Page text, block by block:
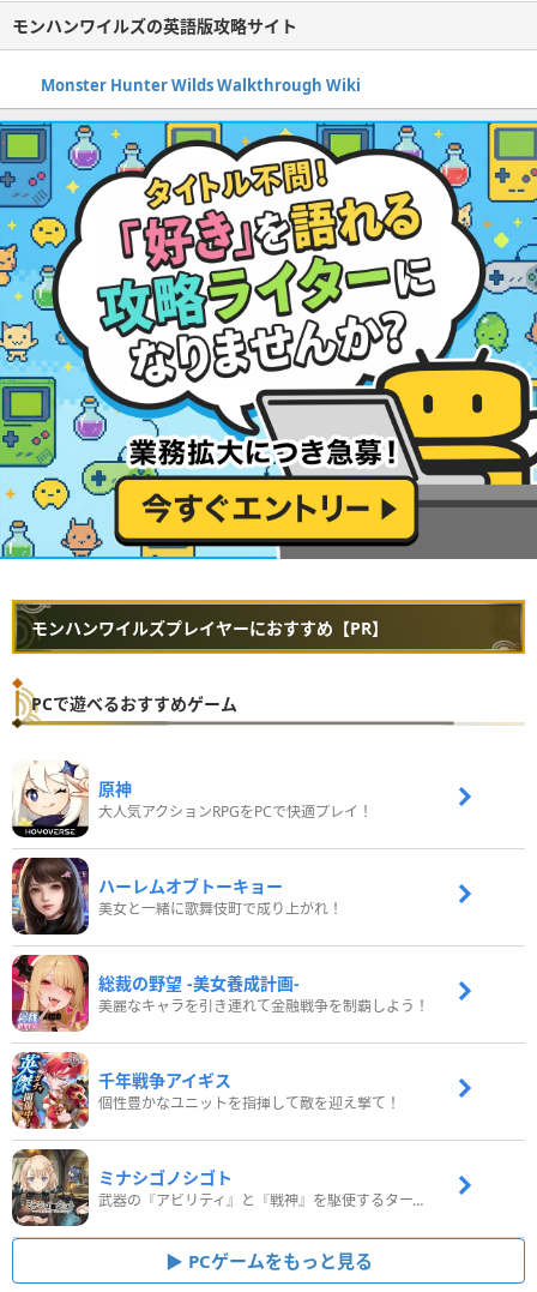
モンハンワイルズの英語版攻略サイト
Monster Hunter Wilds Walkthrough Wiki
モンハンワイルズプレイヤーにおすすめ【PR】
PCで遊べるおすすめゲーム
原神
大人気アクションRPGをPCで快適プレイ！
ハーレムオブトーキョー
美女と一緒に歌舞伎町で成り上がれ！
総裁の野望 -美女養成計画-
美麗なキャラを引き連れて金融戦争を制覇しよう！
千年戦争アイギス
個性豊かなユニットを指揮して敵を迎え撃て！
ミナシゴノシゴト
武器の『アビリティ』と『戦神』を駆使するターン制コマンドバトルRPG！
PCゲームをもっと見る